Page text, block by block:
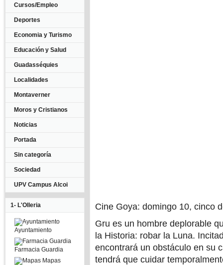
Cursos/Empleo
Deportes
Economia y Turismo
Educación y Salud
Guadasséquies
Localidades
Montaverner
Moros y Cristianos
Noticias
Portada
Sin categoría
Sociedad
UPV Campus Alcoi
1- L'Olleria
Ayuntamiento
Farmacia Guardia
Mapas
Cine Goya: domingo 10, cinco
Gru es un hombre deplorable
la Historia: robar la Luna.
encontrará un obstáculo en su
tendrá que cuidar